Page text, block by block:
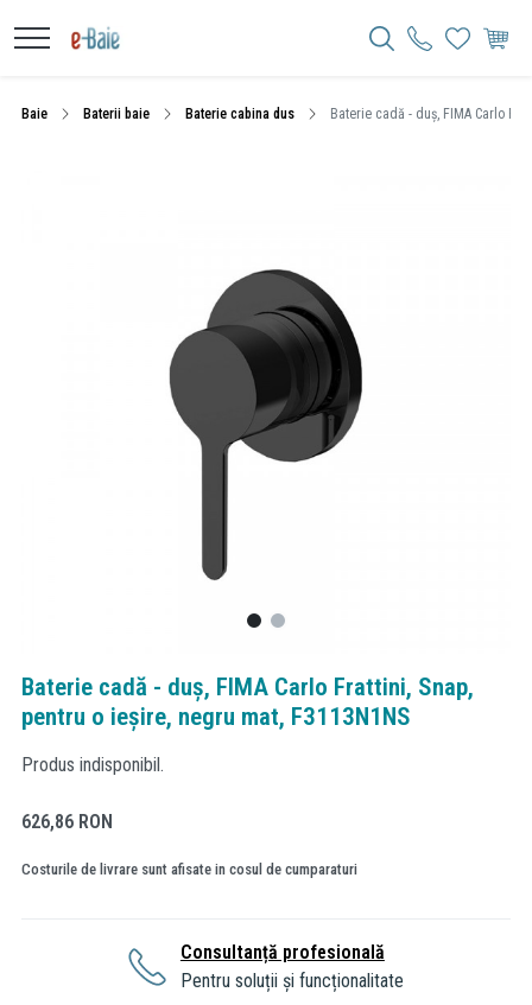
Baie Baterii baie Baterie cabina dus Baterie cadă - duș, FIMA Carlo
Baterie cadă - duș, FIMA Carlo Frattini, Snap,
pentru o ieșire, negru mat, F3113N1NS
Produs indisponibil.
626,86 RON
Costurile de livrare sunt afisate in cosul de cumparaturi
Consultanță profesională
Pentru soluții și funcționalitate